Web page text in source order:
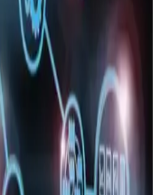
Sürümler,
Sorunları
nedeniyle
performans ve gizlilik
bazıları eski
ve
Etkileri